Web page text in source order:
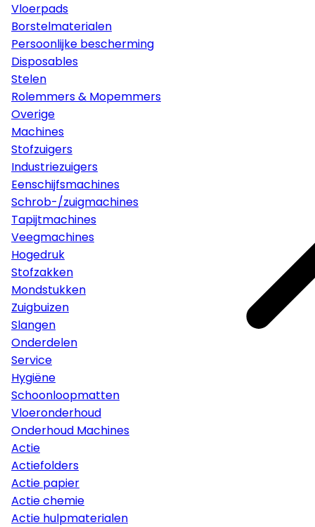
Vloerpads
Borstelmaterialen
Persoonlijke bescherming
Disposables
Stelen
Rolemmers & Mopemmers
Overige
Machines
Stofzuigers
Industriezuigers
Eenschijfsmachines
Schrob-/zuigmachines
Tapijtmachines
Veegmachines
Hogedruk
Stofzakken
Mondstukken
Zuigbuizen
Slangen
Onderdelen
Service
Hygiëne
Schoonloopmatten
Vloeronderhoud
Onderhoud Machines
Actie
Actiefolders
Actie papier
Actie chemie
Actie hulpmaterialen